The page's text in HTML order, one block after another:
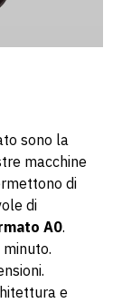
sono la
macchine
di
di
A0.
e